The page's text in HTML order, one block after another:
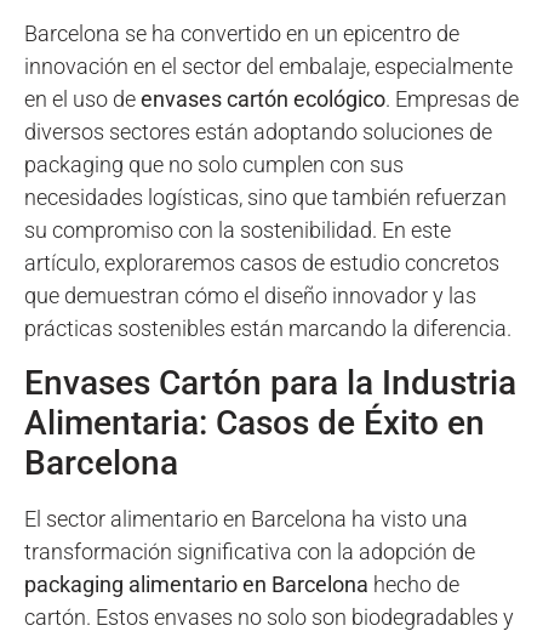
Barcelona se ha convertido en un epicentro de
innovación en el sector del embalaje, especialmente
en el uso deenvases cartón ecológico. Empresas de
diversos sectores están adoptando soluciones de
packaging que no solo cumplen con sus
necesidades logísticas, sino que también refuerzan
su compromiso con la sostenibilidad. En este
artículo, exploraremos casos de estudio concretos
que demuestran cómo el diseño innovador y las
prácticas sostenibles están marcando la diferencia.
Envases Cartón para la Industria
Alimentaria: Casos de Éxito en
Barcelona
El sector alimentario en Barcelona ha visto una
transformación significativa con la adopción de
packaging alimentario en Barcelona hecho de
cartón. Estos envases no solo son biodegradables y